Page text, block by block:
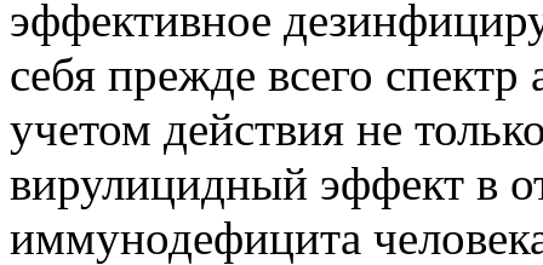
эффективное
себя прежде всего
учетом действия не
вирулицидный эффект в
иммунодефицита